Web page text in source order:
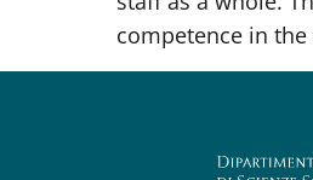
competence in